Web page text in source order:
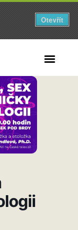
Otevřít